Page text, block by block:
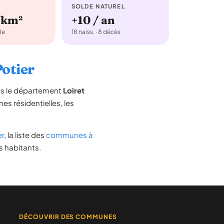
SOLDE NATUREL
+10 / an
18 naiss. · 8 décès
le département Loiret
résidentielles, les
, la liste des communes à
habitants.
DÉCOUVRIR DES COMMUNES